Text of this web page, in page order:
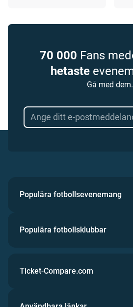
70 000 Fans
hetaste
Gå med dem.
Populära fotbollsevenemang
Populära fotbollsklubbar
Ticket-Compare.com